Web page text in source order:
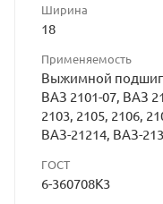
Ширина
18
Применяемость
Выжимной
ВАЗ 2101-07, ВАЗ
2103, 2105, 2106,
ВАЗ-21214, ВАЗ-
ГОСТ
6-360708К3